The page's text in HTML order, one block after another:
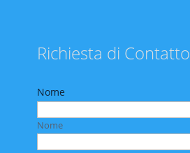
Richiesta di Contatto
Nome
Nome